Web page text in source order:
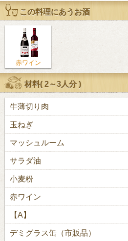
この料理にあうお酒
赤ワイン
材料(2～3人分)
牛薄切り肉
玉ねぎ
マッシュルーム
サラダ油
小麦粉
赤ワイン
【A】
デミグラス缶（市販品）